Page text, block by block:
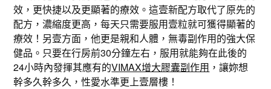
效，更快捷以及更顯著的療效。這壹新配方取代了原先的
配方，濃縮度更高，每天只需要服用壹粒就可獲得顯著的
療效！另壹方面，他更是親和人體，無毒副作用的強大保
健品。只要在行房前30分鐘左右，服用就能夠在此後的
24小時內發揮其應有的VIMAX增大膠囊副作用 ，讓妳想
幹多久幹多久，性愛水準更上壹層樓！